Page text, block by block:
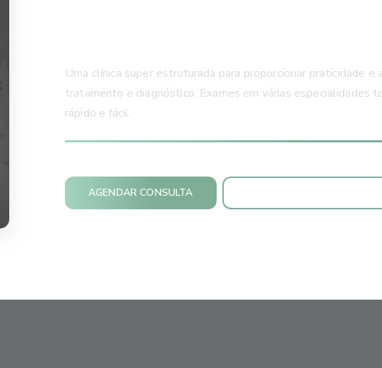
Uma clínica super estruturada para proporcionar praticidade e
tratamento e diagnóstico. Exames em várias especialidades
rápido e fácil.
AGENDAR CONSULTA